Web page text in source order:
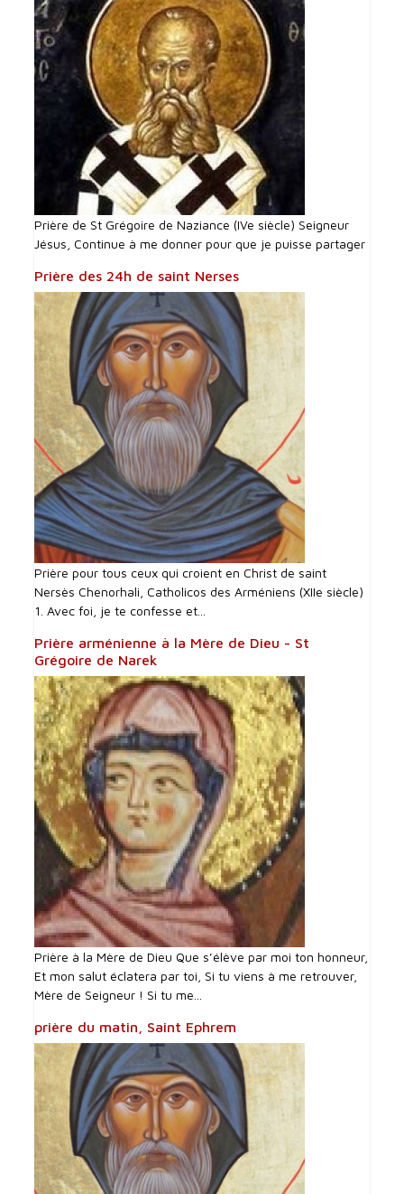
Prière de St Grégoire de Naziance (IVe siècle) Seigneur
Jésus, Continue à me donner pour que je puisse partager
Prière des 24h de saint Nerses
Prière pour tous ceux qui croient en Christ de saint
Nersès Chenorhali, Catholicos des Arméniens (XIIe siècle)
1. Avec foi, je te confesse et...
Prière arménienne à la Mère de Dieu - St
Grégoire de Narek
Prière à la Mère de Dieu Que s’élève par moi ton honneur,
Et mon salut éclatera par toi, Si tu viens à me retrouver,
Mère de Seigneur ! Si tu me...
prière du matin, Saint Ephrem